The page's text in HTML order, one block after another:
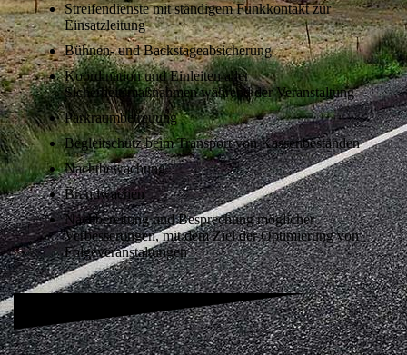
Streifendienste mit ständigem Funkkontakt zur
Einsatzleitung
Bühnen- und Backstageabsicherung
Koordination und Einleiten aller
Sicherheitsmaßnahmen während der Veranstaltung
Parkraumbetreuung
Begleitschutz beim Transport von Kassenbeständen
Nachtbewachung
Brandwachen
Nachbereitung und Besprechung möglicher
Verbesserungen, mit dem Ziel der Optimierung von
Folgeveranstaltungen